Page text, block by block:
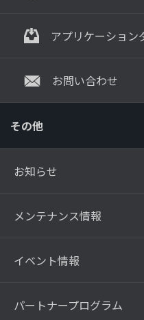
アプリケーション
お問い合わせ
その他
お知らせ
メンテナンス情報
イベント情報
パートナープログラム